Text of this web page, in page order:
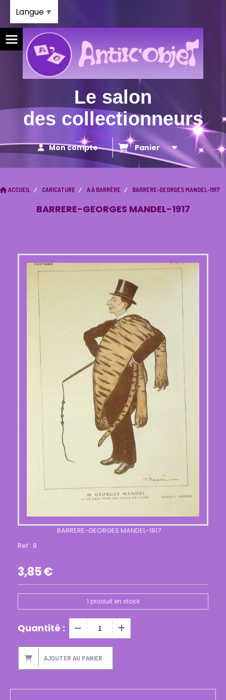
Le salon
des collectionneurs
Mon compte Panier
ACCUEIL CARICATURE A À BARRÈRE BARRERE-GEORGES MANDEL-1917
BARRERE-GEORGES MANDEL-1917
BARRERE-GEORGES MANDEL-1917
Ref : 8
3,85€
1 produit en stock
Quantité :
AJOUTER AU PANIER
Langue ▼